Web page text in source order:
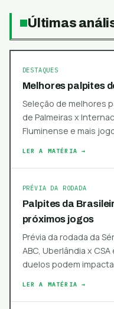
Últimas
DESTAQUES
Melhores palpites
Seleção de melhores
de Palmeiras x
Fluminense e mais
LER A MATÉRIA →
PRÉVIA DA RODADA
Palpites da
próximos jogos
Prévia da rodada da
ABC, Uberlândia x
duelos podem
LER A MATÉRIA →